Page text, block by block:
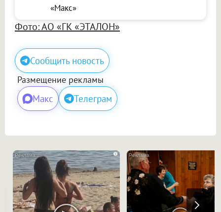
«Макс»
Фото: АО «ГК «ЭТАЛОН»
Сообщить новость
Размещение рекламы
Макс Телеграм
i